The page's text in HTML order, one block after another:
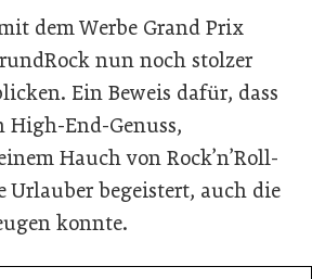
dem Werbe Grand Prix
nun noch stolzer
Ein Beweis dafür, dass
High-End-Genuss,
Hauch von Rock’n’Roll-
Urlauber begeistert, auch die
konnte.